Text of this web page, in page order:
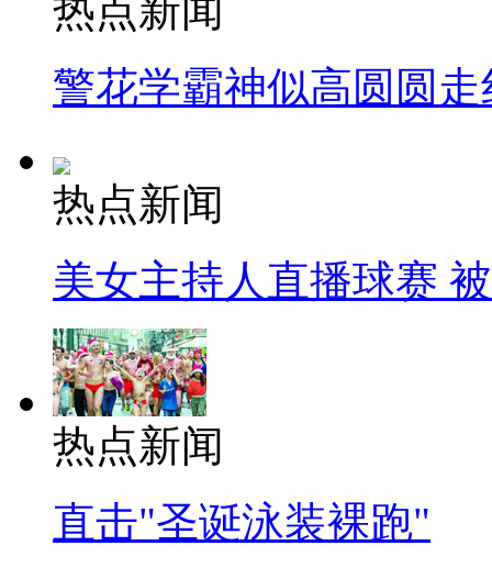
热点新闻
警花学霸神似高圆圆走
热点新闻
美女主持人直播球赛
热点新闻
直击"圣诞泳装裸跑"